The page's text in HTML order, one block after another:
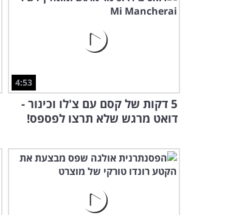
4:53
5 דקות של קסם עם צ'לו וכינור -
דואט מרגש שלא תרצו לפספס!